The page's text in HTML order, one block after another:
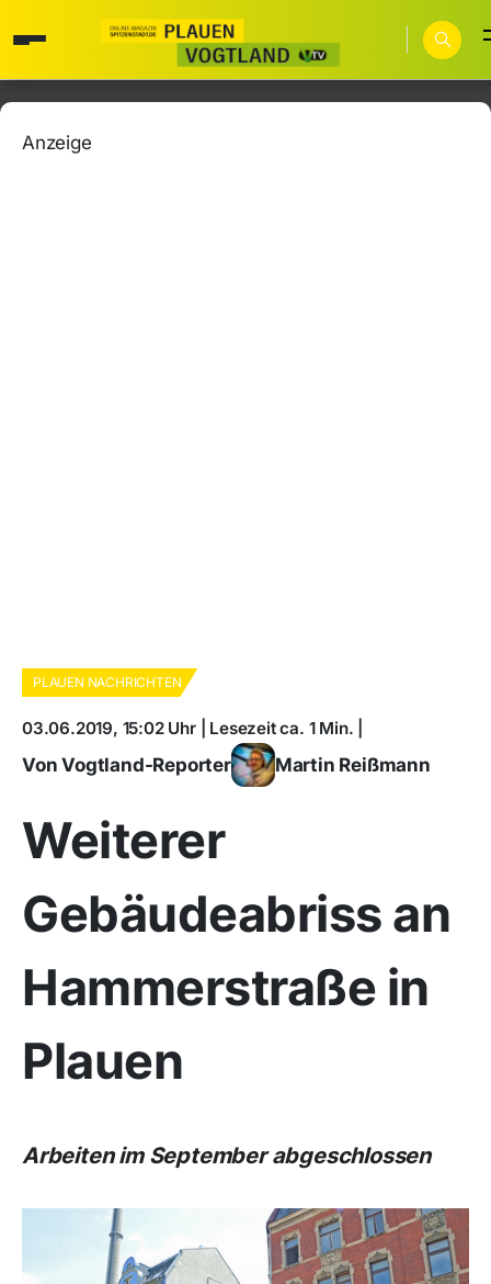
Anzeige
PLAUEN NACHRICHTEN
03.06.2019, 15:02 Uhr | Lesezeit ca. 1 Min. |
Von Vogtland-Reporter Martin Reißmann
Weiterer
Gebäudeabriss an
Hammerstraße in
Plauen
Arbeiten im September abgeschlossen